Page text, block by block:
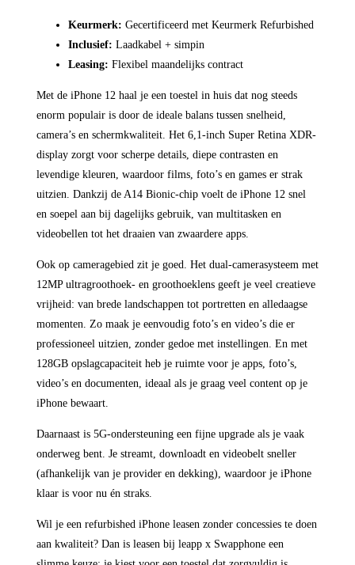
Keurmerk: Gecertificeerd met Keurmerk Refurbished
Inclusief: Laadkabel + simpin
Leasing: Flexibel maandelijks contract
Met de iPhone 12 haal je een toestel in huis dat nog steeds
enorm populair is door de ideale balans tussen snelheid,
camera’s en schermkwaliteit. Het 6,1-inch Super Retina XDR-
display zorgt voor scherpe details, diepe contrasten en
levendige kleuren, waardoor films, foto’s en games er strak
uitzien. Dankzij de A14 Bionic-chip voelt de iPhone 12 snel
en soepel aan bij dagelijks gebruik, van multitasken en
videobellen tot het draaien van zwaardere apps.
Ook op cameragebied zit je goed. Het dual-camerasysteem met
12MP ultragroothoek- en groothoeklens geeft je veel creatieve
vrijheid: van brede landschappen tot portretten en alledaagse
momenten. Zo maak je eenvoudig foto’s en video’s die er
professioneel uitzien, zonder gedoe met instellingen. En met
128GB opslagcapaciteit heb je ruimte voor je apps, foto’s,
video’s en documenten, ideaal als je graag veel content op je
iPhone bewaart.
Daarnaast is 5G-ondersteuning een fijne upgrade als je vaak
onderweg bent. Je streamt, downloadt en videobelt sneller
(afhankelijk van je provider en dekking), waardoor je iPhone
klaar is voor nu én straks.
Wil je een refurbished iPhone leasen zonder concessies te doen
aan kwaliteit? Dan is leasen bij leapp x Swapphone een